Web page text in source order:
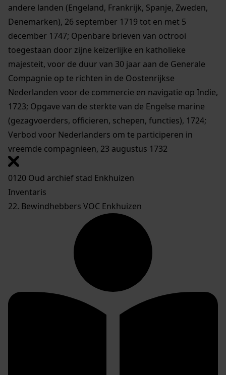
andere landen (Engeland, Frankrijk, Spanje, Zweden,
Denemarken), 26 september 1719 tot en met 5
december 1747; Openbare brieven van octrooi
toegestaan door zijne keizerlijke en katholieke
majesteit, voor de duur van 30 jaar aan de Generale
Compagnie op te richten in de Oostenrijkse
Nederlanden voor de commercie en navigatie op Indie,
1723; Opgave van de sterkte van de Engelse marine
(gezagvoerders, officieren, schepen, functies), 1724;
Verbod voor Nederlanders om te participeren in
vreemde compagnieen, 23 augustus 1732
0120 Oud archief stad Enkhuizen
Inventaris
22. Bewindhebbers VOC Enkhuizen